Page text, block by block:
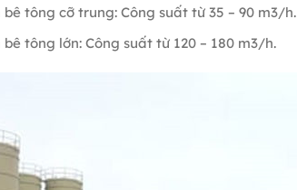
tông cỡ trung: Công suất từ 35 – 90 m3/h.
tông lớn: Công suất từ 120 – 180 m3/h.